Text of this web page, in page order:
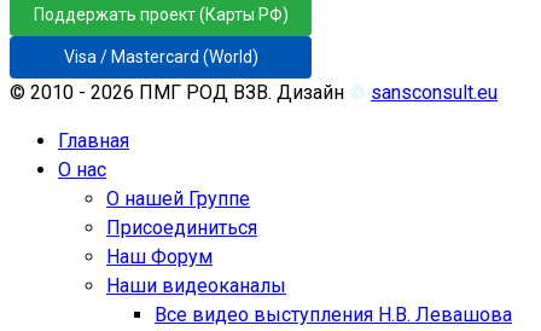
Поддержать проект (Карты РФ)
Visa / Mastercard (World)
© 2010 - 2026 ПМГ РОД ВЗВ. Дизайн ♲ sansconsult.eu
Главная
О нас
О нашей Группе
Присоединиться
Наш Форум
Наши видеоканалы
Все видео выступления Н.В. Левашова